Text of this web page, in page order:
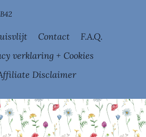
Contact
F.A.Q.
verklaring + Cookies
Disclaimer